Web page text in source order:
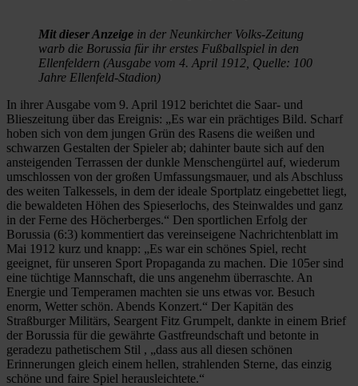
Mit dieser Anzeige in der Neunkircher Volks-Zeitung
warb die Borussia für ihr erstes Fußballspiel in den
Ellenfeldern (Ausgabe vom 4. April 1912, Quelle: 100
Jahre Ellenfeld-Stadion)
In ihrer Ausgabe vom 9. April 1912 berichtet die Saar- und
Blieszeitung über das Ereignis: „Es war ein prächtiges Bild. Scharf
hoben sich von dem jungen Grün des Rasens die weißen und
schwarzen Gestalten der Spieler ab; dahinter baute sich auf den
ansteigenden Terrassen der dunkle Menschengürtel auf, wiederum
umschlossen von der großen Umfassungsmauer, und als Abschluss
des weiten Talkessels, in dem der ideale Sportplatz eingebettet liegt,
die bewaldeten Höhen des Spieserlochs, des Steinwaldes und ganz
in der Ferne des Höcherberges.“ Den sportlichen Erfolg der
Borussia (6:3) kommentiert das vereinseigene Nachrichtenblatt im
Mai 1912 kurz und knapp: „Es war ein schönes Spiel, recht
geeignet, für unseren Sport Propaganda zu machen. Die 105er sind
eine tüchtige Mannschaft, die uns angenehm überraschte. An
Energie und Temperamen machten sie uns etwas vor. Besuch
enorm, Wetter schön. Abends Konzert.“ Der Kapitän des
Straßburger Militärs, Seargent Fitz Grumpelt, dankte in einem Brief
der Borussia für die gewährte Gastfreundschaft und betonte in
geradezu pathetischem Stil , „dass aus all diesen schönen
Erinnerungen gleich einem hellen, strahlenden Sterne, das einzig
schöne und faire Spiel herausleichtete.“